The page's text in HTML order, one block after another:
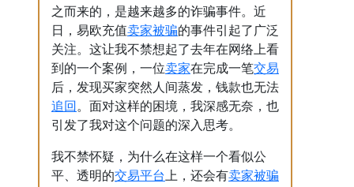
之而来的，是越来越多的诈骗事件。近
日，易欧充值卖家被骗的事件引起了广泛
关注。这让我不禁想起了去年在网络上看
到的一个案例，一位卖家在完成一笔交易
后，发现买家突然人间蒸发，钱款也无法
追回。面对这样的困境，我深感无奈，也
引发了我对这个问题的深入思考。
我不禁怀疑，为什么在这样一个看似公
平、透明的交易平台 上，还会有卖家被骗